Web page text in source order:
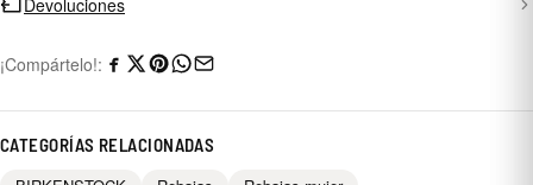
¡Compártelo!:
CATEGORÍAS RELACIONADAS